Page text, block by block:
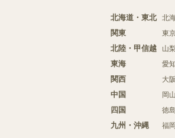
北海道・東北 北
関東 東
北陸・甲信越 山
東海 愛
関西 大
中国 岡
四国 徳
九州・沖縄 福